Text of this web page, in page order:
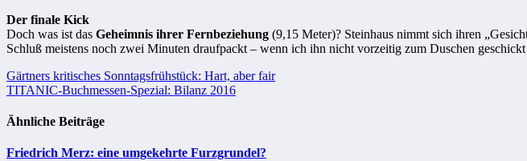
Der finale Kick
Doch was ist das Geheimnis ihrer Fernbeziehung (9,15 Meter)? Steinhaus nimmt sich ihren
Schluß meistens noch zwei Minuten draufpackt – wenn ich ihn nicht vorzeitig zum Duschen geschickt
Beitragsnavigation
Gärtners kritisches Sonntagsfrühstück: Hart, aber fair
TITANIC-Buchmessen-Spezial: Bilanz 2016
Ähnliche Beiträge
Friedrich Merz: eine umgekehrte Furzgrundel?